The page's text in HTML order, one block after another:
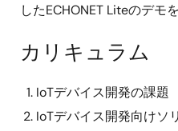
したECHONET Liteのデモ
カリキュラム
IoTデバイス開発の課題
IoTデバイス開発向けソ